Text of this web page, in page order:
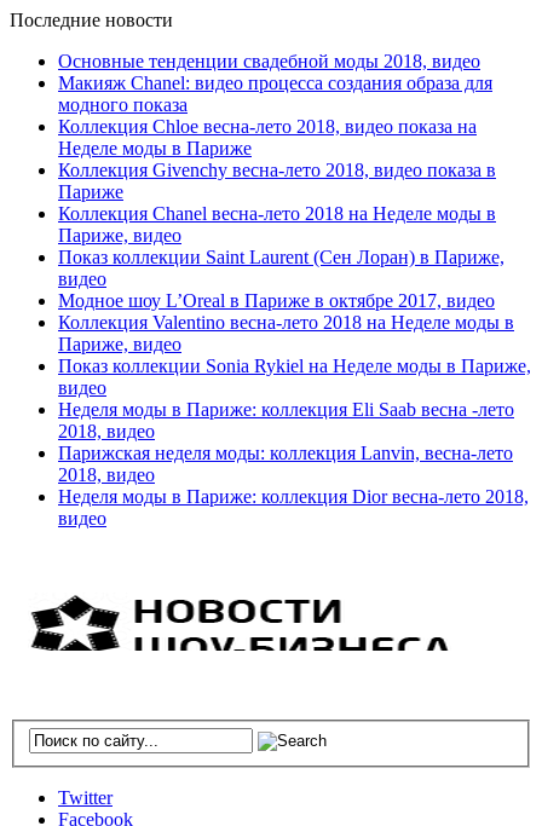
Последние новости
Основные тенденции свадебной моды 2018, видео
Макияж Chanel: видео процесса создания образа для
модного показа
Коллекция Chloe весна-лето 2018, видео показа на
Неделе моды в Париже
Коллекция Givenchy весна-лето 2018, видео показа в
Париже
Коллекция Chanel весна-лето 2018 на Неделе моды в
Париже, видео
Показ коллекции Saint Laurent (Сен Лоран) в Париже,
видео
Модное шоу L’Oreal в Париже в октябре 2017, видео
Коллекция Valentino весна-лето 2018 на Неделе моды в
Париже, видео
Показ коллекции Sonia Rykiel на Неделе моды в Париже,
видео
Неделя моды в Париже: коллекция Eli Saab весна -лето
2018, видео
Парижская неделя моды: коллекция Lanvin, весна-лето
2018, видео
Неделя моды в Париже: коллекция Dior весна-лето 2018,
видео
Twitter
Facebook